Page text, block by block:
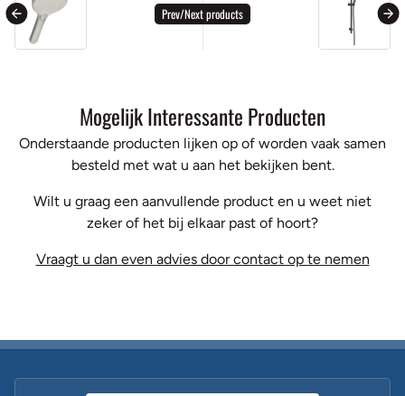
Prev/Next products
Mogelijk Interessante Producten
Onderstaande producten lijken op of worden vaak samen
besteld met wat u aan het bekijken bent.
Wilt u graag een aanvullende product en u weet niet
zeker of het bij elkaar past of hoort?
Vraagt u dan even advies door contact op te nemen